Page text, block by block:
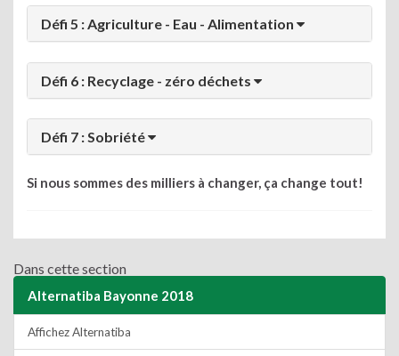
Défi 5 : Agriculture - Eau - Alimentation
Défi 6 : Recyclage - zéro déchets
Défi 7 : Sobriété
Si nous sommes des milliers à changer, ça change tout!
Dans cette section
Alternatiba Bayonne 2018
Affichez Alternatiba